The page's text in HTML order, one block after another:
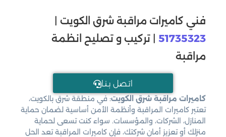
فني كاميرات مراقبة شرق الكويت |
51735323
| تركيب و تصليح انظمة
مراقبة
اتـصل بـنـا
كاميرات مراقبة شرق الكويت: في منطقة شرق بالكويت،
تعتبر كاميرات المراقبة وأنظمة الأمن أساسية لضمان حماية
المنازل، الشركات، والمؤسسات. سواء كنت تسعى لحماية
منزلك أو تعزيز أمان شركتك، فإن كاميرات المراقبة تعد الحل